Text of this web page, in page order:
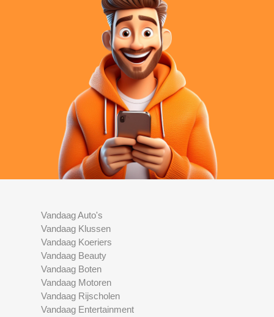
Vandaag Auto's
Vandaag Klussen
Vandaag Koeriers
Vandaag Beauty
Vandaag Boten
Vandaag Motoren
Vandaag Rijscholen
Vandaag Entertainment